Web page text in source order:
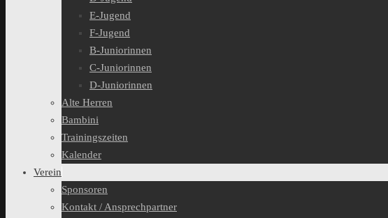
E-Jugend
F-Jugend
B-Juniorinnen
C-Juniorinnen
D-Juniorinnen
Alte Herren
Bambini
Trainingszeiten
Kalender
Verein
Sponsoren
Kontakt / Ansprechpartner